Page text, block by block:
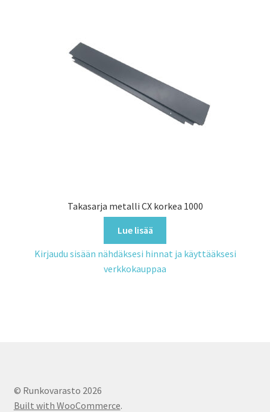
Takasarja metalli CX korkea 1000
Lue lisää
Kirjaudu sisään nähdäksesi hinnat ja käyttääksesi
verkkokauppaa
© Runkovarasto 2026
Built with WooCommerce.